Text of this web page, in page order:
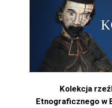
Kolekcja
Etnograficznego w